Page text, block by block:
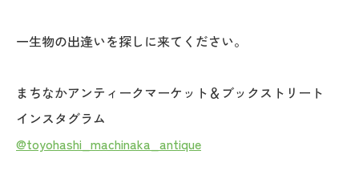
一生物の出逢いを探しに来てください。
まちなかアンティークマーケット＆ブックストリート
インスタグラム
@toyohashi_machinaka_antique